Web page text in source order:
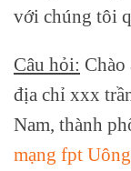
với chúng tôi
Câu hỏi: Chào
địa chỉ xxx
Nam, thành
mạng fpt